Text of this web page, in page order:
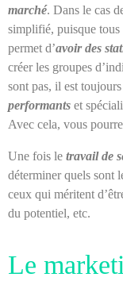
marché. Dans le cas
simplifié, puisque tous
permet d’avoir des
créer les groupes
sont pas, il est
performants et
Avec cela, vous
Une fois le travail de
déterminer quels sont
ceux qui méritent
du potentiel, etc.
Le